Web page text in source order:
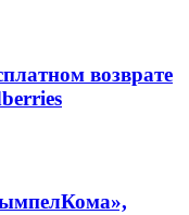
возврате